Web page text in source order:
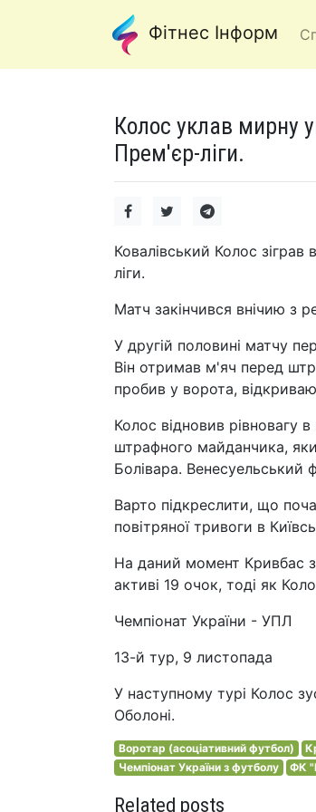
Фітнес Інформ
Колос уклав мирну
Прем'єр-ліги.
Ковалівський Колос
ліги.
Матч закінчився внічию з
У другій половині матчу
Він отримав м'яч перед
пробив у ворота,
Колос відновив рівновагу
штрафного майданчика,
Болівара. Венесуельський
Варто підкреслити, що
повітряної тривоги в
На даний момент Кривбас
активі 19 очок, тоді як
Чемпіонат України - УПЛ
13-й тур, 9 листопада
У наступному турі Колос
Оболоні.
Воротар (асоціативний футбол)
Чемпіонат України з футболу
ФК
Related posts